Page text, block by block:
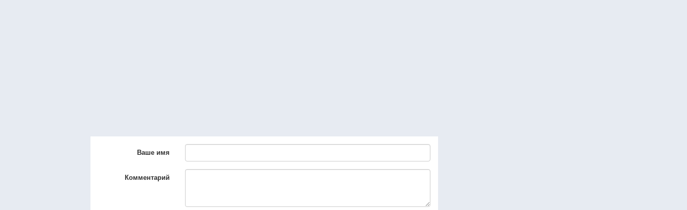
Ваше имя
Комментарий